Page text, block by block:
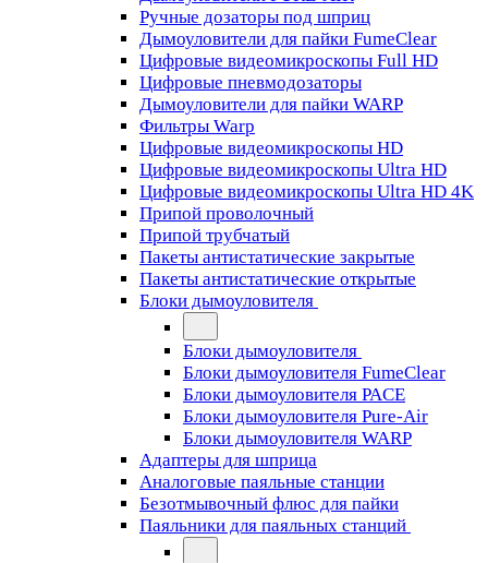
Ручные дозаторы под шприц
Дымоуловители для пайки FumeClear
Цифровые видеомикроскопы Full HD
Цифровые пневмодозаторы
Дымоуловители для пайки WARP
Фильтры Warp
Цифровые видеомикроскопы HD
Цифровые видеомикроскопы Ultra HD
Цифровые видеомикроскопы Ultra HD 4K
Припой проволочный
Припой трубчатый
Пакеты антистатические закрытые
Пакеты антистатические открытые
Блоки дымоуловителя
Блоки дымоуловителя
Блоки дымоуловителя FumeClear
Блоки дымоуловителя PACE
Блоки дымоуловителя Pure-Air
Блоки дымоуловителя WARP
Адаптеры для шприца
Аналоговые паяльные станции
Безотмывочный флюс для пайки
Паяльники для паяльных станций